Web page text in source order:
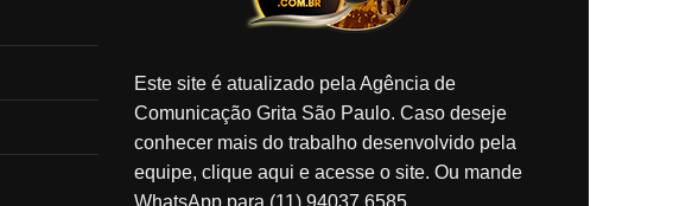
Este site é atualizado pela Agência de
Comunicação Grita São Paulo. Caso deseje
conhecer mais do trabalho desenvolvido pela
equipe, clique aqui e acesse o site. Ou mande
WhatsApp para (11) 94037.6585